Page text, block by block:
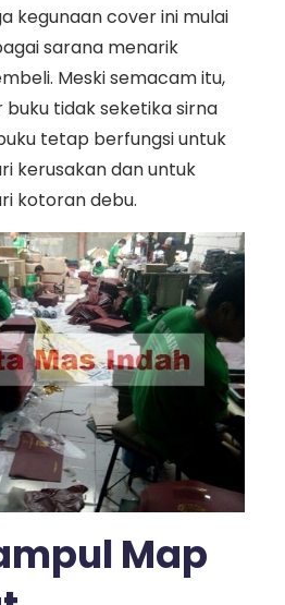
kegunaan cover ini mulai
sarana menarik
Meski semacam itu,
tidak seketika sirna
tetap berfungsi untuk
kerusakan dan untuk
kotoran debu.
Map